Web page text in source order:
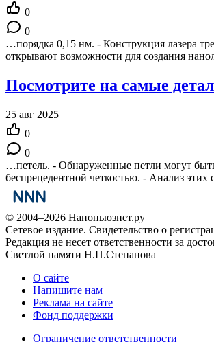
0
0
…порядка 0,15 нм. - Конструкция лазера
открывают возможности для создания
Посмотрите на самые
25 авг 2025
0
0
…петель. - Обнаруженные петли могут
беспрецедентной четкостью. - Анализ
© 2004–2026 Наноньюзнет.ру
Сетевое издание. Свидетельство о
Редакция не несет ответственности за
Светлой памяти Н.П.Степанова
О сайте
Напишите нам
Реклама на сайте
Фонд поддержки
Ограничение ответственности